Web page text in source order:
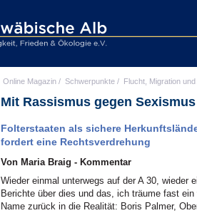
Online Magazin / Schwerpunkte / Flucht, Migration und
Mit Rassismus gegen Sexismus
Folterstaaten als sichere
fordert eine Rechtsverdrehung
Von Maria Braig - Kommentar
Wieder einmal unterwegs auf der A 30, wieder
Berichte über dies und das, ich träume fast
Name zurück in die Realität: Boris Palmer,